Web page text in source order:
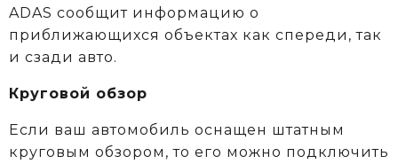
ADAS сообщит информацию о
приближающихся объектах как спереди, так
и сзади авто.
Круговой обзор
Если ваш автомобиль оснащен штатным
круговым обзором, то его можно подключить